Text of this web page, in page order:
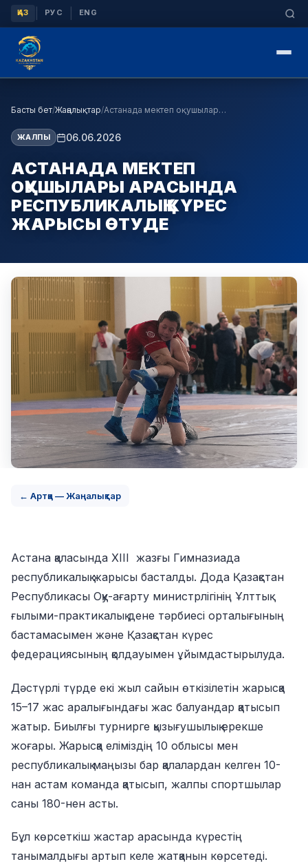
ҚАЗ РУС ENG
Басты бет/Жаңалықтар/ Астанада мектеп оқушылары арасында республикалық …
ЖАЛПЫ 06.06.2026
АСТАНАДА МЕКТЕП
ОҚУШЫЛАРЫ АРАСЫНДА
РЕСПУБЛИКАЛЫҚ КҮРЕС
ЖАРЫСЫ ӨТУДЕ
← Артқа — Жаңалықтар
Астана қаласында XIII жазғы Гимназиада
республикалық жарысы басталды. Дода Қазақстан
Республикасы Оқу-ағарту министрлігінің Ұлттық
ғылыми-практикалық дене тәрбиесі орталығының
бастамасымен және Қазақстан күрес
федерациясының қолдауымен ұйымдастырылуда.
Дәстүрлі түрде екі жыл сайын өткізілетін жарысқа
15–17 жас аралығындағы жас балуандар қатысып
жатыр. Биылғы турнирге қызығушылық ерекше
жоғары. Жарысқа еліміздің 10 облысы мен
республикалық маңызы бар қалалардан келген 10-
нан астам команда қатысып, жалпы спортшылар
саны 180-нен асты.
Бұл көрсеткіш жастар арасында күрестің
танымалдығы артып келе жатқанын көрсетеді.